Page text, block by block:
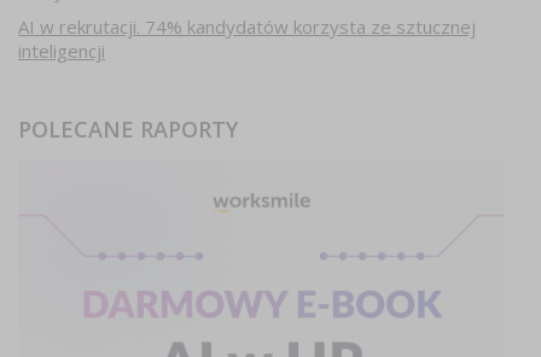
AI w rekrutacji. 74% kandydatów korzysta ze sztucznej
inteligencji
POLECANE RAPORTY